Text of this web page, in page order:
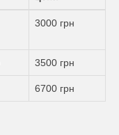
3000 грн
3500 грн
6700 грн